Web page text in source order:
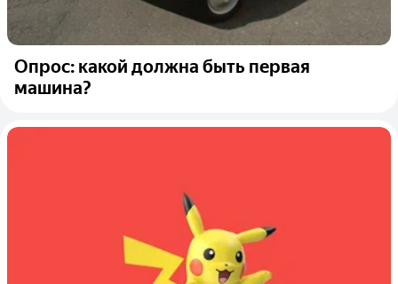
Опрос: какой должна быть первая
машина?